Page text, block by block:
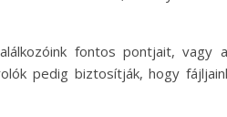
fontos pontjait, vagy
pedig biztosítják, hogy